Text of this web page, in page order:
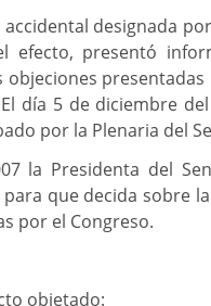
designada
efecto, presentó
día 5 de diciembre
por la Plenaria del
la Presidenta del
que decida sobre
por el Congreso.
objetado: